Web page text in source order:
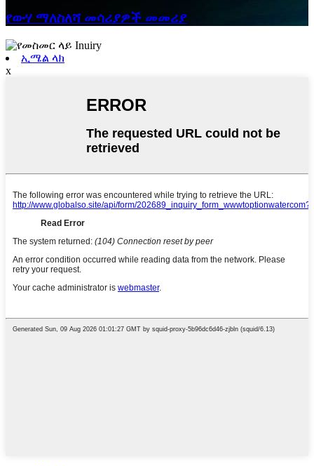
የውሃ ማለስለሻ መሳሪያዎች መመሪያ
ኢሜል ላክ
x